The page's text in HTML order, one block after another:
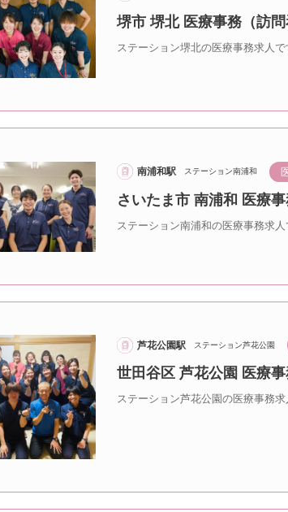
堺市 堺北 医療事務（訪
ステーション堺北の医療事務求人で
南浦和駅 ステーション南浦和
さいたま市 南浦和 医療
ステーション南浦和の医療事務求人
芦花公園駅 ステーション芦花公園
世田谷区 芦花公園 医療
ステーション芦花公園の医療事務求